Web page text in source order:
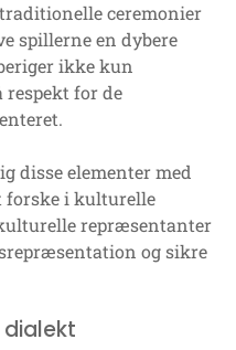
ceremonier
spillerne en dybere
ikke kun
respekt for de
disse elementer med
forske i kulturelle
repræsentanter
og sikre